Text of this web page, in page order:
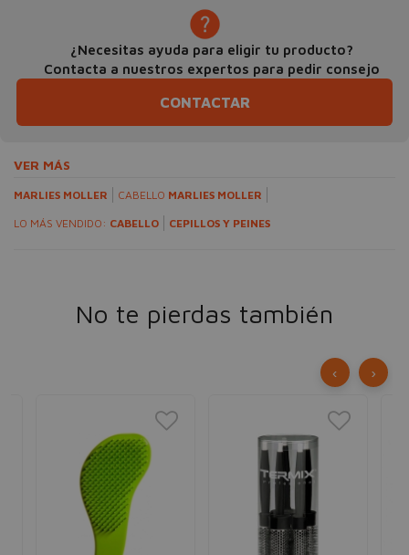
¿Necesitas ayuda para eligir tu producto?
Contacta a nuestros expertos para pedir consejo
CONTACTAR
VER MÁS
MARLIES MOLLER CABELLO MARLIES MOLLER
LO MÁS VENDIDO: CABELLO CEPILLOS Y PEINES
No te pierdas también
‹ ›